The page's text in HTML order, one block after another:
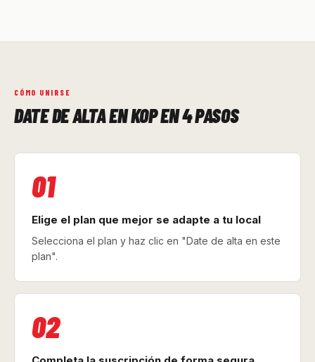
CÓMO UNIRSE
DATE DE ALTA EN KOP EN 4 PASOS
01
Elige el plan que mejor se adapte a tu local
Selecciona el plan y haz clic en "Date de alta en este
plan".
02